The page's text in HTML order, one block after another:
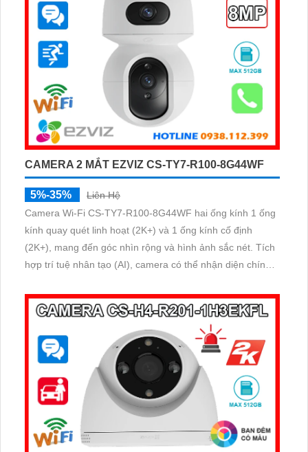
CAMERA 2 MẮT EZVIZ CS-TY7-R100-8G44WF
5%-35%
Liên Hệ
Camera Wi-Fi CS-TY7-R100-8G44WF hai ống kính 1 ống
kính quay quét linh hoạt (2K+) và 1 ống kính cố định
(2K+), mang đến góc nhìn rộng và hình ảnh sắc nét. Tích
hợp trí tuệ nhân tạo (AI), camera có thể nhận diện chính